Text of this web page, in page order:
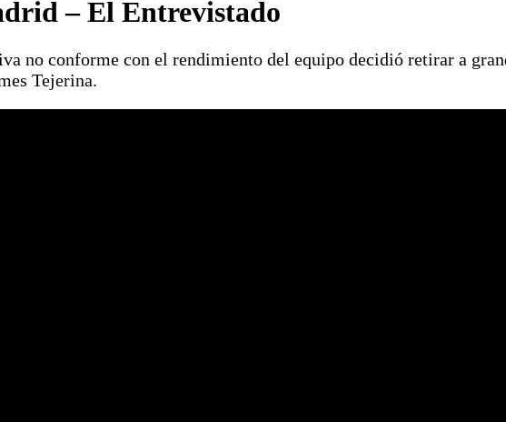
– El Entrevistado
no conforme con el rendimiento del equipo decidió retirar a
Tejerina.